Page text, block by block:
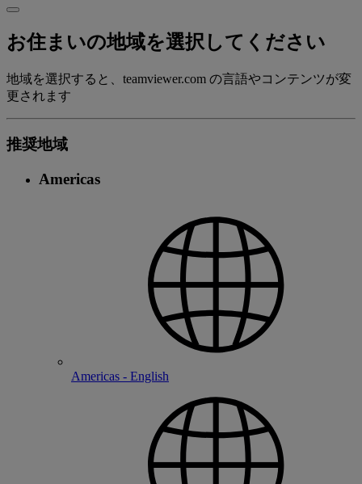
お住まいの地域を選択してください
地域を選択すると、teamviewer.com の言語やコンテンツが変
更されます
推奨地域
Americas
Americas - English